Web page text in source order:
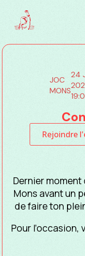
JOC
MONS
24
Rejoindre
Dernier
Mons avant un
de faire ton
Pour